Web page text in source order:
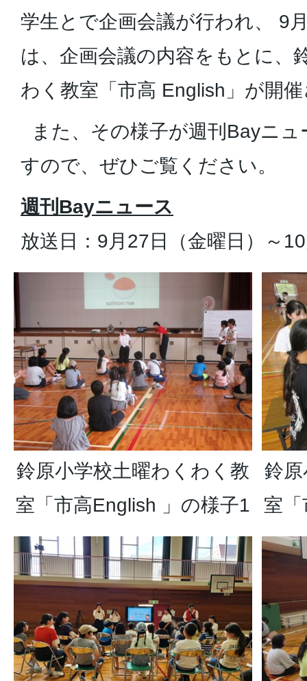
学生とで企画会議が行われ、 9
は、企画会議の内容をもとに、
わく教室「市高 English」が開
また、その様子が週刊Bayニ
すので、ぜひご覧ください。
週刊Bayニュース
放送日：9月27日（金曜日）～
鈴原小学校土曜わくわく教
室「市高English 」の様子1
鈴
室